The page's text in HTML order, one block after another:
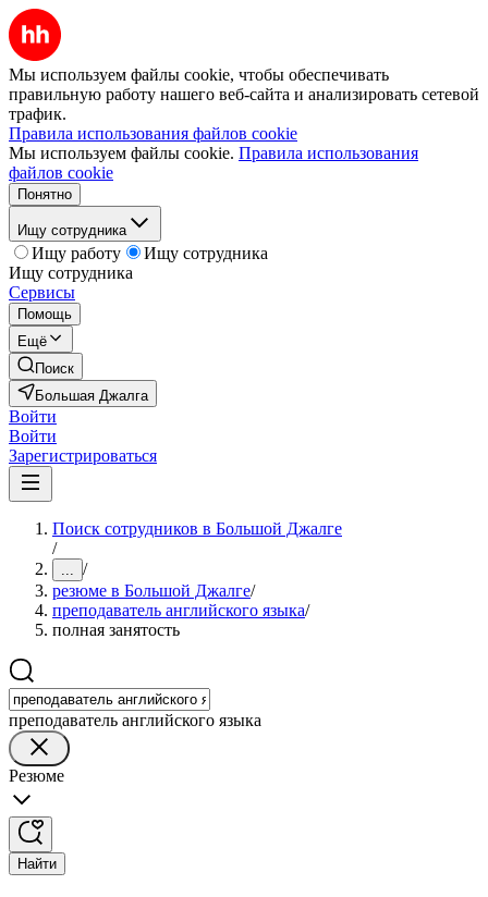
Мы используем файлы cookie, чтобы обеспечивать
правильную работу нашего веб-сайта и анализировать сетевой
трафик.
Правила использования файлов cookie
Мы используем файлы cookie. Правила использования
файлов cookie
Понятно
Ищу сотрудника
Ищу работу
Ищу сотрудника
Ищу сотрудника
Сервисы
Помощь
Ещё
Поиск
Большая Джалга
Войти
Войти
Зарегистрироваться
Поиск сотрудников в Большой Джалге
/
... /
резюме в Большой Джалге/
преподаватель английского языка/
полная занятость
преподаватель английского языка
Резюме
Найти